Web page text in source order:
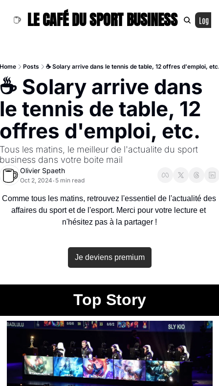
LE CAFÉ DU SPORT BUSINESS Log In
Posts ☕ Solary arrive dans le tennis de table, 12 offres d'emploi,
Solary arrive dans
tennis de table, 12
d'emploi, etc.
les matins, le meilleur de l'actualite du sport
dans votre boite mail
Olivier Spaeth
Oct 2, 2024 • 5 min read
Comme tous les matins, retrouvez l'essentiel de l'actualité des
affaires du sport et de l'esport. Merci pour votre lecture et
n'hésitez pas à la partager !
Je deviens premium
Top Story